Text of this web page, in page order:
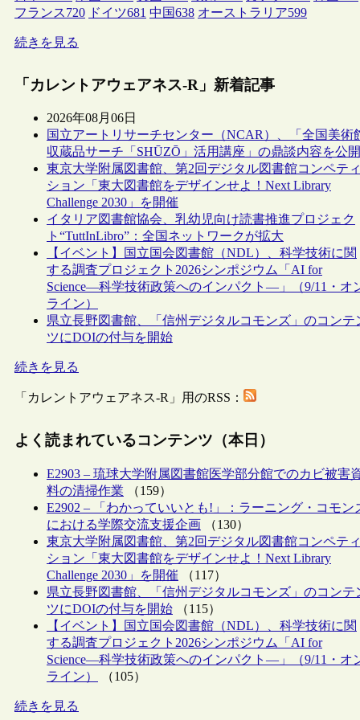
フランス720 ドイツ681 中国638 オーストラリア599
続きを見る
「カレントアウェアネス-R」新着記事
2026年08月06日
国立アートリサーチセンター（NCAR）、「全国美術
収蔵品サーチ「SHŪZŌ」活用講座」の鼎談内容を公開
東京大学附属図書館、第2回デジタル図書館コンペティ
ション「東大図書館をデザインせよ！Next Library
Challenge 2030」を開催
イタリア図書館協会、乳幼児向け読書推進プロジェク
ト“TuttInLibro”：全国ネットワークが拡大
【イベント】国立国会図書館（NDL）、科学技術に関
する調査プロジェクト2026シンポジウム「AI for
Science―科学技術政策へのインパクト―」（9/11・オ
ライン）
県立長野図書館、「信州デジタルコモンズ」のコンテ
ツにDOIの付与を開始
続きを見る
「カレントアウェアネス-R」用のRSS：
よく読まれているコンテンツ（本日）
E2903 – 琉球大学附属図書館医学部分館でのカビ被害
料の清掃作業 （159）
E2902 – 「わかっていいとも!」：ラーニング・コモン
における学際交流支援企画 （130）
東京大学附属図書館、第2回デジタル図書館コンペティ
ション「東大図書館をデザインせよ！Next Library
Challenge 2030」を開催 （117）
県立長野図書館、「信州デジタルコモンズ」のコンテ
ツにDOIの付与を開始 （115）
【イベント】国立国会図書館（NDL）、科学技術に関
する調査プロジェクト2026シンポジウム「AI for
Science―科学技術政策へのインパクト―」（9/11・オ
ライン）
（105）
続きを見る